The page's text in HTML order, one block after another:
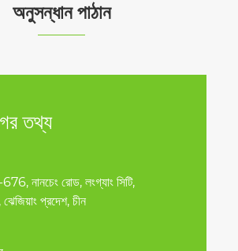
অনুসন্ধান পাঠান
তথ্য
নানচেং রোড, লংগ্যাং সিটি,
প্রদেশ, চীন